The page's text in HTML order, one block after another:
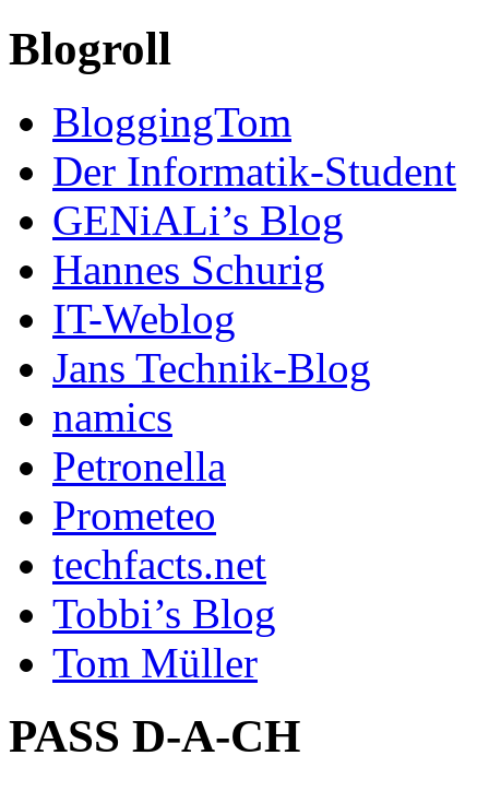
Blogroll
BloggingTom
Der Informatik-Student
GENiALi’s Blog
Hannes Schurig
IT-Weblog
Jans Technik-Blog
namics
Petronella
Prometeo
techfacts.net
Tobbi’s Blog
Tom Müller
PASS D-A-CH